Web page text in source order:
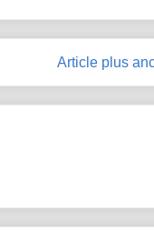
Article plus